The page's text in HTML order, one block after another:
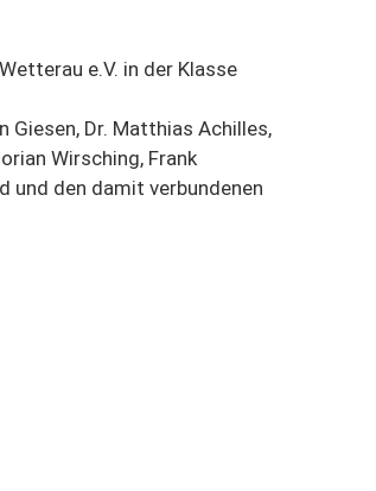
e.V. in der Klasse
Giesen, Dr. Matthias Achilles,
Wirsching, Frank
und den damit verbundenen